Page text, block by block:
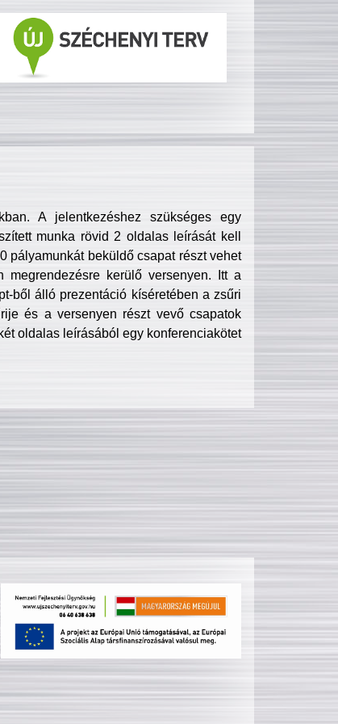
A jelentkezéshez szükséges egy
munka rövid 2 oldalas leírását kell
pályamunkát beküldő csapat részt vehet
megrendezésre kerülő versenyen. Itt a
ből álló prezentáció kíséretében a zsűri
és a versenyen részt vevő csapatok
oldalas leírásából egy konferenciakötet